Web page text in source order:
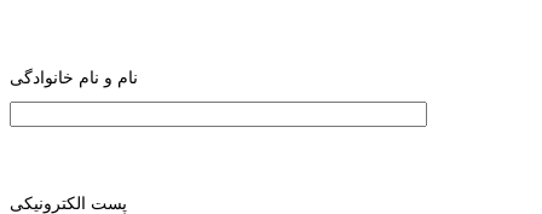
نام و نام خانوادگی
پست الکترونیکی